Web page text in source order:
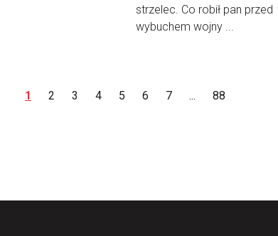
strzelec. Co robił pan przed
wybuchem wojny ...
1 2 3 4 5 6 7 ... 88